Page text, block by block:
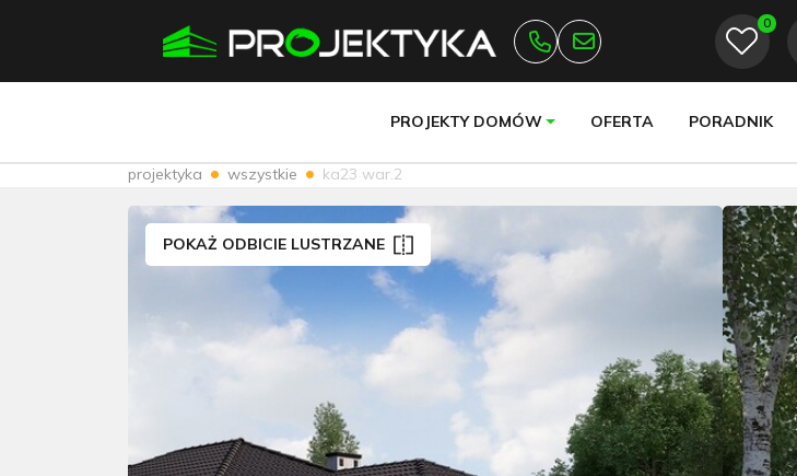
0
PROJEKTY DOMÓW OFERTA PORADNIK
projektyka wszystkie ka23 war.2
POKAŻ ODBICIE LUSTRZANE